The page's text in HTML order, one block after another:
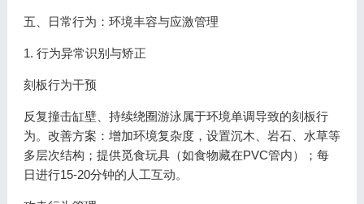
五、日常行为：环境丰容与应激管理
1. 行为异常识别与矫正
刻板行为干预
反复撞击缸壁、持续绕圈游泳属于环境单调导致的刻板行
为。改善方案：增加环境复杂度，设置沉木、岩石、水草等
多层次结构；提供觅食玩具（如食物藏在PVC管内）；每
日进行15-20分钟的人工互动。